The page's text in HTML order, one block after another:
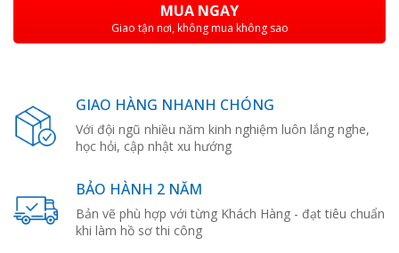
MUA NGAY
Giao tận nơi, không mua không sao
GIAO HÀNG NHANH CHÓNG
Với đội ngũ nhiều năm kinh nghiệm luôn lắng nghe,
học hỏi, cập nhật xu hướng
BẢO HÀNH 2 NĂM
Bản vẽ phù hợp với từng Khách Hàng - đạt tiêu chuẩn
khi làm hồ sơ thi công